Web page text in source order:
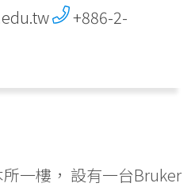
+886-2-
一樓， 設有一台Bruker